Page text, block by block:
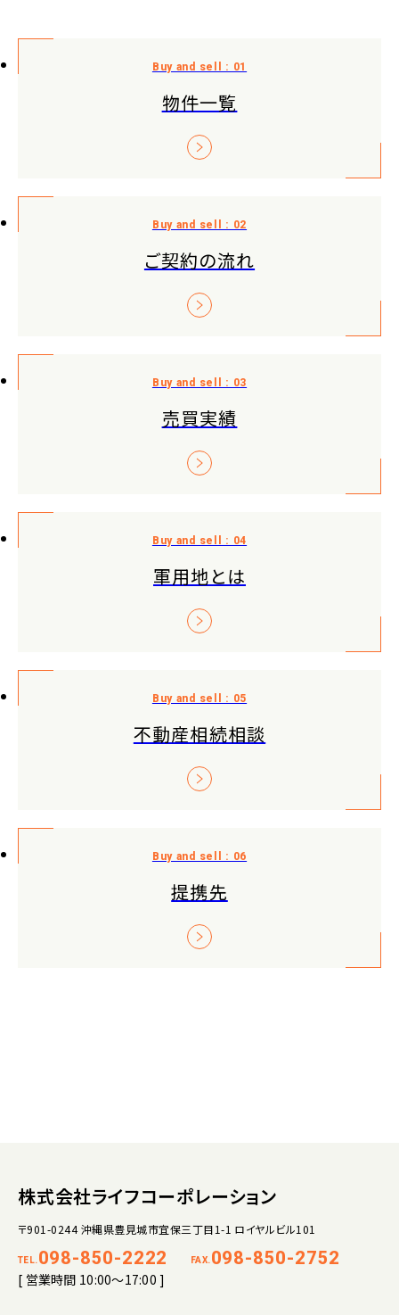
物件一覧
ご契約の流れ
売買実績
軍用地とは
不動産相続相談
提携先
株式会社ライフコーポレーション
〒901-0244 沖縄県豊見城市宜保三丁目1-1 ロイヤルビル101
TEL. 098-850-2222 FAX. 098-850-2752
[ 営業時間 10:00～17:00 ]